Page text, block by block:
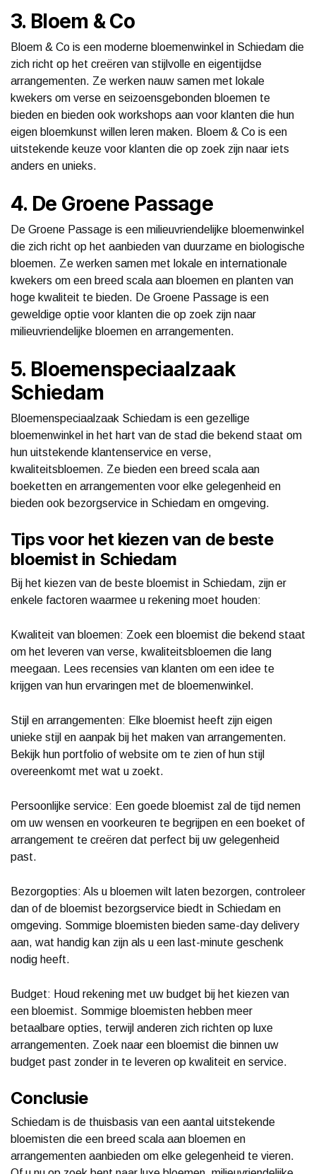
3. Bloem & Co
Bloem & Co is een moderne bloemenwinkel in Schiedam die
zich richt op het creëren van stijlvolle en eigentijdse
arrangementen. Ze werken nauw samen met lokale
kwekers om verse en seizoensgebonden bloemen te
bieden en bieden ook workshops aan voor klanten die hun
eigen bloemkunst willen leren maken. Bloem & Co is een
uitstekende keuze voor klanten die op zoek zijn naar iets
anders en unieks.
4. De Groene Passage
De Groene Passage is een milieuvriendelijke bloemenwinkel
die zich richt op het aanbieden van duurzame en biologische
bloemen. Ze werken samen met lokale en internationale
kwekers om een breed scala aan bloemen en planten van
hoge kwaliteit te bieden. De Groene Passage is een
geweldige optie voor klanten die op zoek zijn naar
milieuvriendelijke bloemen en arrangementen.
5. Bloemenspeciaalzaak
Schiedam
Bloemenspeciaalzaak Schiedam is een gezellige
bloemenwinkel in het hart van de stad die bekend staat om
hun uitstekende klantenservice en verse,
kwaliteitsbloemen. Ze bieden een breed scala aan
boeketten en arrangementen voor elke gelegenheid en
bieden ook bezorgservice in Schiedam en omgeving.
Tips voor het kiezen van de beste
bloemist in Schiedam
Bij het kiezen van de beste bloemist in Schiedam, zijn er
enkele factoren waarmee u rekening moet houden:
Kwaliteit van bloemen: Zoek een bloemist die bekend staat
om het leveren van verse, kwaliteitsbloemen die lang
meegaan. Lees recensies van klanten om een idee te
krijgen van hun ervaringen met de bloemenwinkel.
Stijl en arrangementen: Elke bloemist heeft zijn eigen
unieke stijl en aanpak bij het maken van arrangementen.
Bekijk hun portfolio of website om te zien of hun stijl
overeenkomt met wat u zoekt.
Persoonlijke service: Een goede bloemist zal de tijd nemen
om uw wensen en voorkeuren te begrijpen en een boeket of
arrangement te creëren dat perfect bij uw gelegenheid
past.
Bezorgopties: Als u bloemen wilt laten bezorgen, controleer
dan of de bloemist bezorgservice biedt in Schiedam en
omgeving. Sommige bloemisten bieden same-day delivery
aan, wat handig kan zijn als u een last-minute geschenk
nodig heeft.
Budget: Houd rekening met uw budget bij het kiezen van
een bloemist. Sommige bloemisten hebben meer
betaalbare opties, terwijl anderen zich richten op luxe
arrangementen. Zoek naar een bloemist die binnen uw
budget past zonder in te leveren op kwaliteit en service.
Conclusie
Schiedam is de thuisbasis van een aantal uitstekende
bloemisten die een breed scala aan bloemen en
arrangementen aanbieden om elke gelegenheid te vieren.